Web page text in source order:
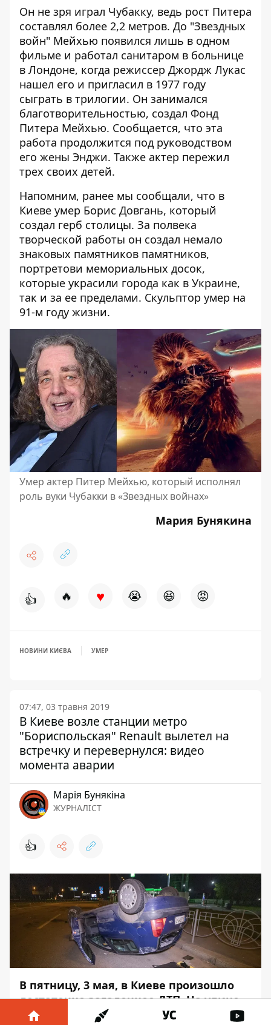
Он не зря играл Чубакку, ведь рост Питера
составлял более 2,2 метров. До "Звездных
войн" Мейхью появился лишь в одном
фильме и работал санитаром в больнице
в Лондоне, когда режиссер Джордж Лукас
нашел его и пригласил в 1977 году
сыграть в трилогии. Он занимался
благотворительностью, создал Фонд
Питера Мейхью. Сообщается, что эта
работа продолжится под руководством
его жены Энджи. Также актер пережил
трех своих детей.
Напомним, ранее мы сообщали, что в
Киеве умер Борис Довгань, который
создал герб столицы. За полвека
творческой работы он создал немало
знаковых памятников памятников,
портретови мемориальных досок,
которые украсили города как в Украине,
так и за ее пределами. Скульптор умер на
91-м году жизни.
Умер актер Питер Мейхью, который исполнял
роль вуки Чубакки в «Звездных войнах»
Мария Бунякина
👍 🔥 ♥ 😭 😆 😡
НОВИНИ КИЄВА УМЕР
07:47, 03 травня 2019
В Киеве возле станции метро
"Бориспольская" Renault вылетел на
встречку и перевернулся: видео
момента аварии
Марія Бунякіна
ЖУРНАЛІСТ
👍
В пятницу, 3 мая, в Киеве произошло
достаточно загадочное ДТП. На улице
Старобориспольской
Renault подрезал